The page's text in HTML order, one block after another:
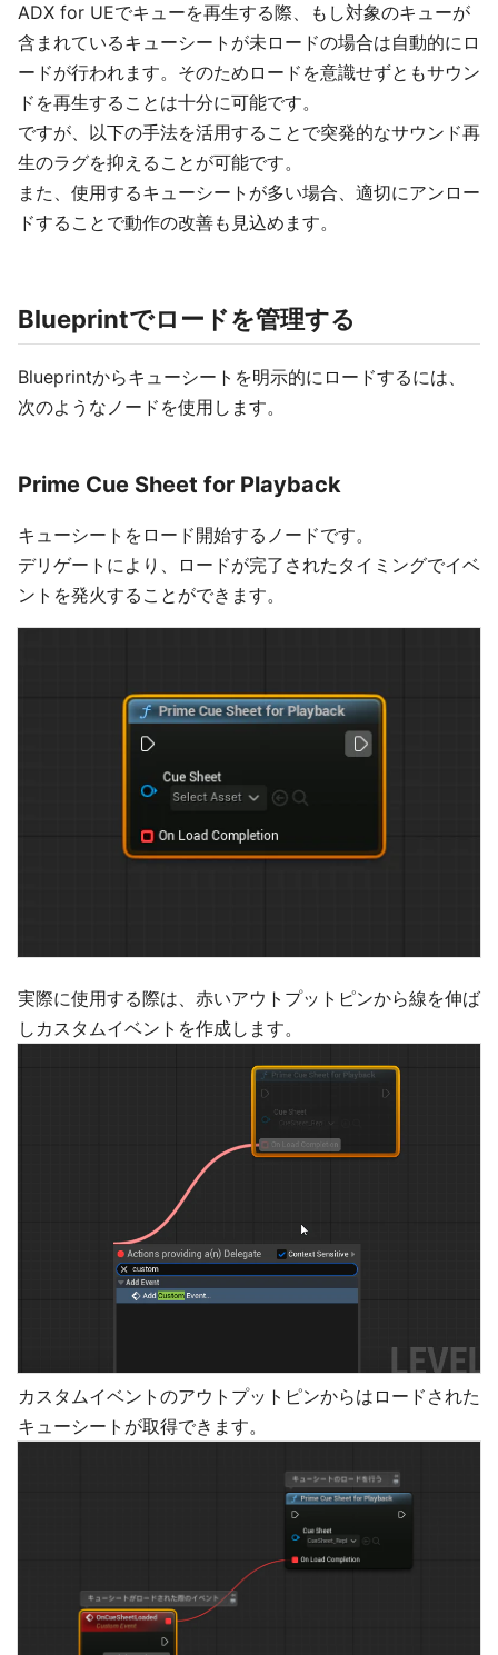
ADX for UEでキューを再生する際、もし対象のキューが
含まれているキューシートが未ロードの場合は自動的にロ
ードが行われます。そのためロードを意識せずともサウン
ドを再生することは十分に可能です。
ですが、以下の手法を活用することで突発的なサウンド再
生のラグを抑えることが可能です。
また、使用するキューシートが多い場合、適切にアンロー
ドすることで動作の改善も見込めます。
Blueprintでロードを管理する
Blueprintからキューシートを明示的にロードするには、
次のようなノードを使用します。
Prime Cue Sheet for Playback
キューシートをロード開始するノードです。
デリゲートにより、ロードが完了されたタイミングでイベ
ントを発火することができます。
実際に使用する際は、赤いアウトプットピンから線を伸ば
しカスタムイベントを作成します。
カスタムイベントのアウトプットピンからはロードされた
キューシートが取得できます。